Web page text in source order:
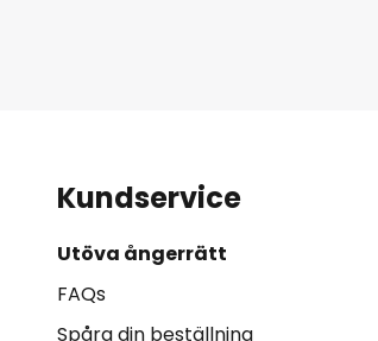
Kundservice
Utöva ångerrätt
FAQs
Spåra din beställning